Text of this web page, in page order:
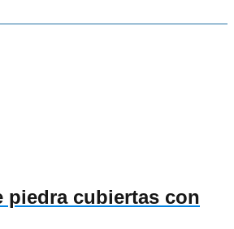
piedra cubiertas con